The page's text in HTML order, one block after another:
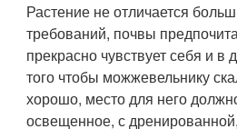
Растение не отличается
требований, почвы
прекрасно чувствует себя и в
того чтобы можжевельнику
хорошо, место для него
освещенное, с